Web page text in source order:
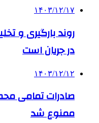
۱۴۰۳/۱۲/۱۷
روند بارگیری و
در جریان است
۱۴۰۳/۱۲/۱۲
صادرات تمامی
ممنوع شد